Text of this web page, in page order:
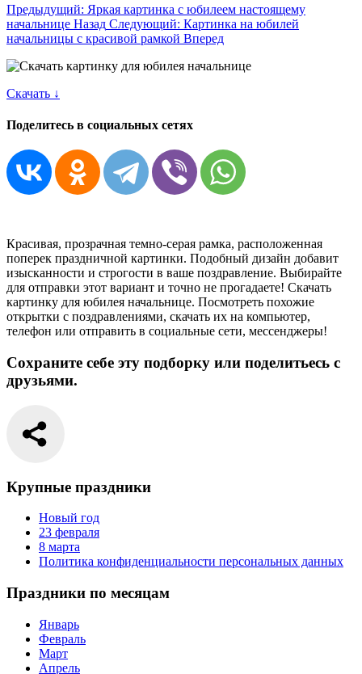
Предыдущий: Яркая картинка с юбилеем настоящему
начальнице Назад Следующий: Картинка на юбилей
начальницы c красивой рамкой Вперед
Скачать ↓
Поделитесь в социальных сетях
Красивая, прозрачная темно-серая рамка, расположенная
поперек праздничной картинки. Подобный дизайн добавит
изысканности и строгости в ваше поздравление. Выбирайте
для отправки этот вариант и точно не прогадаете! Скачать
картинку для юбилея начальнице. Посмотреть похожие
открытки с поздравлениями, скачать их на компьютер,
телефон или отправить в социальные сети, мессенджеры!
Сохраните себе эту подборку или поделитьесь с
друзьями.
Крупные праздники
Новый год
23 февраля
8 марта
Политика конфиденциальности персональных данных
Праздники по месяцам
Январь
Февраль
Март
Апрель